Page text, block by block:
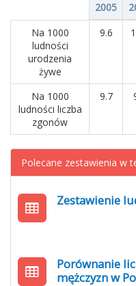
2005
Na 1000
ludności
urodzenia
żywe
9.6
Na 1000
ludności liczba
zgonów
9.7
Polecane zestawienia w
Zestawienie
Porównanie
mężczyzn w